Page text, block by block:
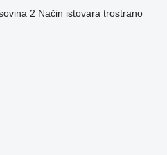
2 Način istovara trostrano